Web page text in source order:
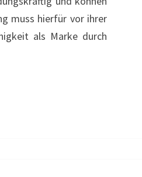
muss hierfür vor ihrer
als Marke durch